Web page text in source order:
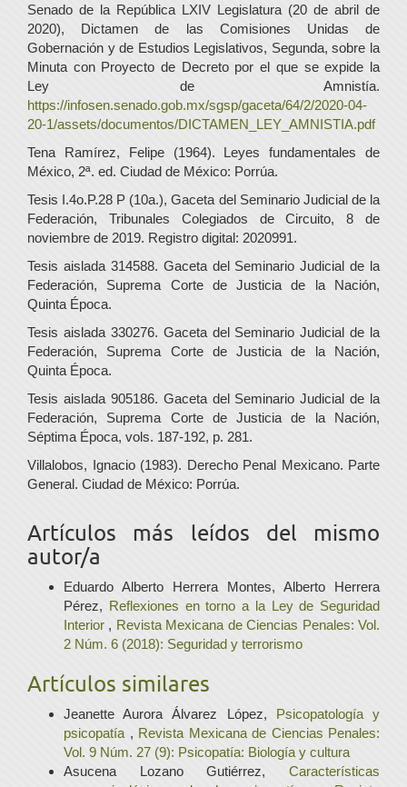
Senado de la República LXIV Legislatura (20 de abril de
2020), Dictamen de las Comisiones Unidas de
Gobernación y de Estudios Legislativos, Segunda, sobre la
Minuta con Proyecto de Decreto por el que se expide la
Ley de Amnistía.
https://infosen.senado.gob.mx/sgsp/gaceta/64/2/2020-04-
20-1/assets/documentos/DICTAMEN_LEY_AMNISTIA.pdf
Tena Ramírez, Felipe (1964). Leyes fundamentales de
México, 2ª. ed. Ciudad de México: Porrúa.
Tesis I.4o.P.28 P (10a.), Gaceta del Seminario Judicial de la
Federación, Tribunales Colegiados de Circuito, 8 de
noviembre de 2019. Registro digital: 2020991.
Tesis aislada 314588. Gaceta del Seminario Judicial de la
Federación, Suprema Corte de Justicia de la Nación,
Quinta Época.
Tesis aislada 330276. Gaceta del Seminario Judicial de la
Federación, Suprema Corte de Justicia de la Nación,
Quinta Época.
Tesis aislada 905186. Gaceta del Seminario Judicial de la
Federación, Suprema Corte de Justicia de la Nación,
Séptima Época, vols. 187-192, p. 281.
Villalobos, Ignacio (1983). Derecho Penal Mexicano. Parte
General. Ciudad de México: Porrúa.
Artículos más leídos del mismo
autor/a
Eduardo Alberto Herrera Montes, Alberto Herrera
Pérez, Reflexiones en torno a la Ley de Seguridad
Interior , Revista Mexicana de Ciencias Penales: Vol.
2 Núm. 6 (2018): Seguridad y terrorismo
Artículos similares
Jeanette Aurora Álvarez López, Psicopatología y
psicopatía , Revista Mexicana de Ciencias Penales:
Vol. 9 Núm. 27 (9): Psicopatía: Biología y cultura
Asucena Lozano Gutiérrez, Características